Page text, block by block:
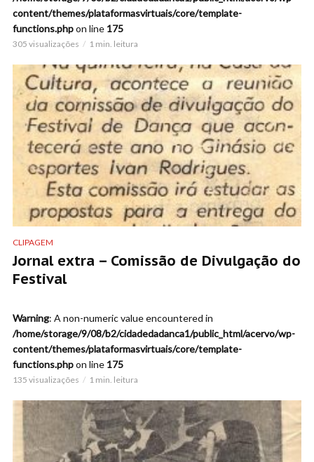
content/themes/plataformasvirtuais/core/template-
functions.phpon line 175
305 visualizações 1 min. leitura
CLIPAGEM
Jornal extra – Comissão de Divulgação do
Festival
Warning: A non-numeric value encountered in
/home/storage/9/08/b2/cidadedadanca1/public_html/acervo/wp-
content/themes/plataformasvirtuais/core/template-
functions.phpon line 175
135 visualizações 1 min. leitura